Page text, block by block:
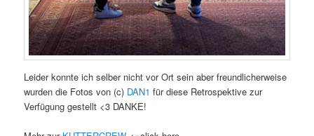
Leider konnte ich selber nicht vor Ort sein aber freundlicherweise
wurden die Fotos von (c) DAN1 für diese Retrospektive zur
Verfügung gestellt <3 DANKE!